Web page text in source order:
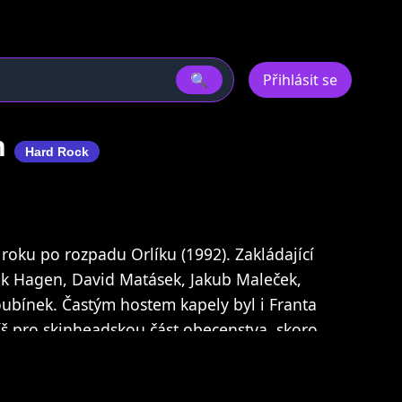
🔍 Přihlásit se
Hard Rock
po rozpadu Orlíku (1992). Zakládající
Hagen, David Matásek, Jakub Maleček,
Častým hostem kapely byl i Franta
pro skinheadskou část obecenstva, skoro
založena také kvůli tomu, že Fanánek
Monitor, protože v té době přešly Tři